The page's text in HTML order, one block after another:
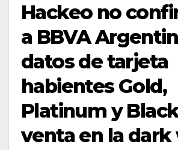
Hackeo no
a BBVA
datos de tarjeta
habientes Gold,
Platinum y
venta en la